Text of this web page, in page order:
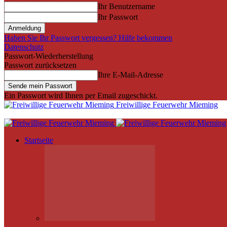
Ihr Benutzername
Ihr Passwort
Haben Sie Ihr Passwort vergessen? Hilfe bekommen
Datenschutz
Passwort-Wiederherstellung
Passwort zurücksetzen
Ihre E-Mail-Adresse
Ein Passwort wird Ihnen per Email zugeschickt.
Freiwillige Feuerwehr Mieming
Startseite